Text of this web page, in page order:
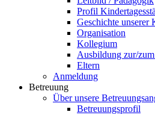
Profil
Geschichte unserer
Organisation
Kollegium
Ausbildung zur/
Eltern
Anmeldung
Betreuung
Über unsere
Betreuungsprofil